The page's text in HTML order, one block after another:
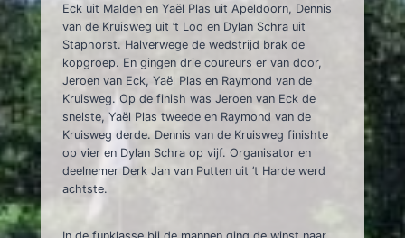
Eck uit Malden en Yaël Plas uit Apeldoorn, Dennis
van de Kruisweg uit ’t Loo en Dylan Schra uit
Staphorst. Halverwege de wedstrijd brak de
kopgroep. En gingen drie coureurs er van door,
Jeroen van Eck, Yaël Plas en Raymond van de
Kruisweg. Op de finish was Jeroen van Eck de
snelste, Yaël Plas tweede en Raymond van de
Kruisweg derde. Dennis van de Kruisweg finishte
op vier en Dylan Schra op vijf. Organisator en
deelnemer Derk Jan van Putten uit ’t Harde werd
achtste.